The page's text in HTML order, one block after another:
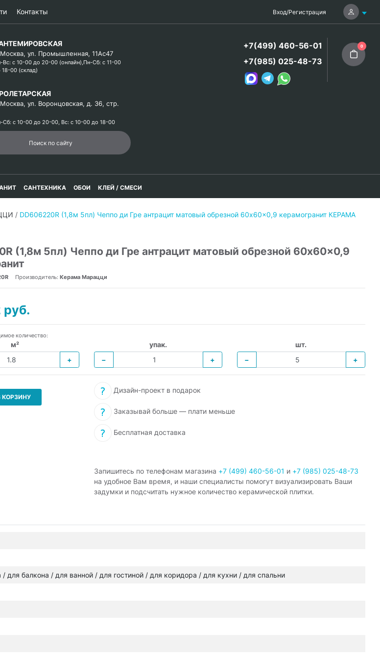
Контакты Вход/Регистрация
Москва, ул. Промышленная, 11Ас47
Вс: с 10-00 до 20-00 (онлайн),Пн-Сб: с 11-00
18-00 (склад)
Москва, ул. Воронцовская, д. 36, стр.
Сб: с 10-00 до 20-00, Вс: с 10-00 до 18-00
+7(499) 460-56-01
+7(985) 025-48-73
0
САНТЕХНИКА ОБОИ КЛЕЙ / СМЕСИ
/ DD606220R (1,8м 5пл) Чеппо ди Гре антрацит матовый обрезной 60x60x0,9 керамогранит КЕРАМА
(1,8м 5пл) Чеппо ди Гре антрацит матовый обрезной 60x60x0,9
Производитель: Керама Марацци
руб.
количество:
м²
+
упак.
−
+
шт.
−
+
КОРЗИНУ
Дизайн-проект в подарок
Заказывай больше — плати меньше
Бесплатная доставка
Запишитесь по телефонам магазина +7 (499) 460-56-01 и +7 (985) 025-48-73
на удобное Вам время, и наши специалисты помогут визуализировать Ваши
задумки и подсчитать нужное количество керамической плитки.
для балкона / для ванной / для гостиной / для коридора / для кухни / для спальни